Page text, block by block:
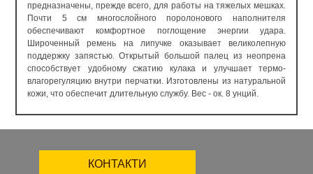
предназначены, прежде всего, для работы на тяжелых мешках.
Почти 5 см многослойного поролонового наполнителя
обеспечивают комфортное поглощение энергии удара.
Широченный ремень на липучке оказывает великолепную
поддержку запястью. Открытый большой палец из неопрена
способствует удобному сжатию кулака и улучшает термо-
влагорегуляцию внутри перчатки. Изготовлены из натуральной
кожи, что обеспечит длительную службу. Вес - ок. 8 унций.
КОНТАКТИ